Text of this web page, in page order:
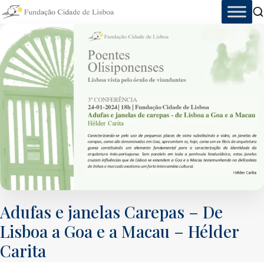
Skip
to
content
Adufas e janelas Carepas – De
Lisboa a Goa e a Macau – Hélder
Carita